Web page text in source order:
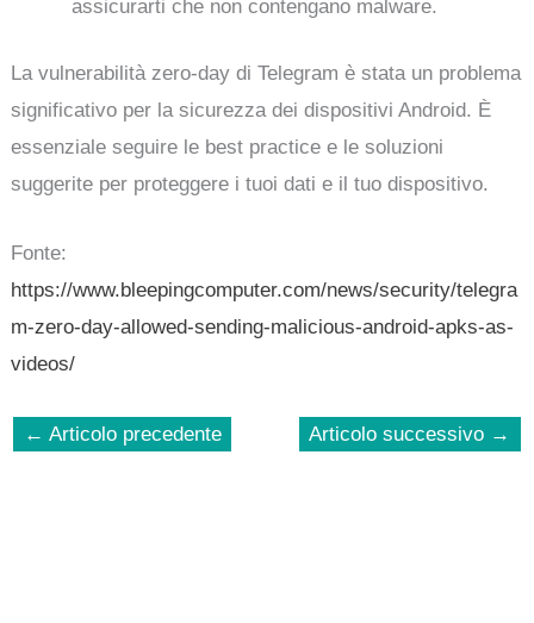
assicurarti che non contengano malware.
La vulnerabilità zero-day di Telegram è stata un problema
significativo per la sicurezza dei dispositivi Android. È
essenziale seguire le best practice e le soluzioni
suggerite per proteggere i tuoi dati e il tuo dispositivo.
Fonte:
https://www.bleepingcomputer.com/news/security/telegra
m-zero-day-allowed-sending-malicious-android-apks-as-
videos/
← Articolo precedente Articolo successivo →